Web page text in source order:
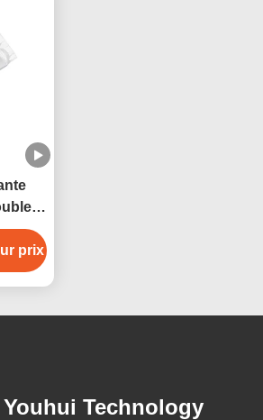
avec
prix
Technology